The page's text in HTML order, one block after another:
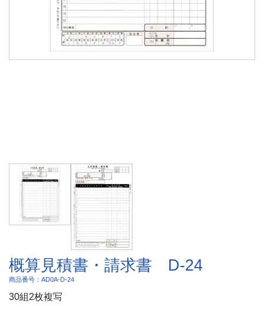
概算見積書・請求書 D-24
商品番号：AD0A-D-24
30組2枚複写